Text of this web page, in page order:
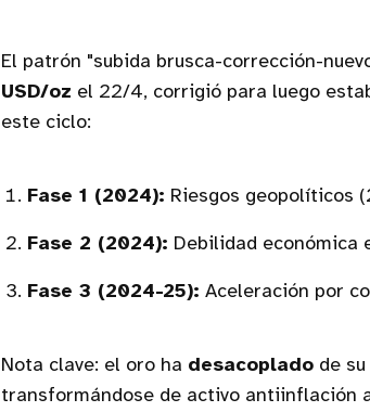
El patrón "subida brusca-corrección-
USD/oz el 22/4, corrigió para luego
este ciclo:
Fase 1 (2024): Riesgos geopolíticos
Fase 2 (2024): Debilidad económica
Fase 3 (2024-25): Aceleración por
Nota clave: el oro ha desacoplado de
transformándose de activo antiinflación